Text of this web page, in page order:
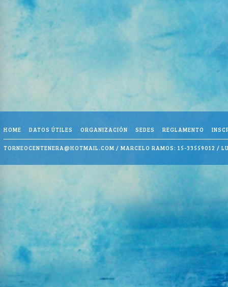
HOME DATOS ÚTILES ORGANIZACIÓN SEDES REGLAMENTO
TORNEOCENTENERA@HOTMAIL.COM / MARCELO RAMOS: 15-33559012 /